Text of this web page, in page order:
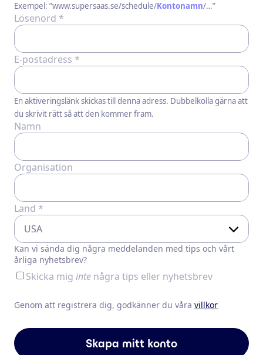
Exempel: ”www.supersaas.se/schedule/Kontonamn/…”
Lösenord *
E-postadress *
En aktiveringslänk skickas till denna adress. Dubbelkolla gärna att
du skrivit rätt så att den kommer fram.
Namn
Organisation
Land *
Kan vi sända dig några meddelanden med tips och vårt
årliga nyhetsbrev?
Skicka mig inte några tips eller nyhetsbrev
Genom att registrera dig, godkänner du våra villkor
Skapa mitt konto